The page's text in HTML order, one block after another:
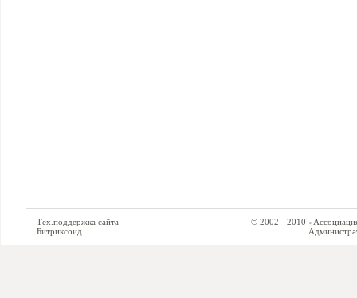
Тех.поддержка сайта -
Битриксоид
© 2002 - 2010 «Ассоциация